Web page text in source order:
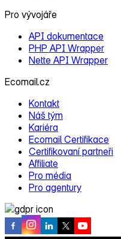
Pro vývojáře
API dokumentace
PHP API Wrapper
Nette API Wrapper
Ecomail.cz
Kontakt
Náš tým
Kariéra
Ecomail Certifikace
Certifikovaní partneři
Affiliate
Pro média
Pro agentury